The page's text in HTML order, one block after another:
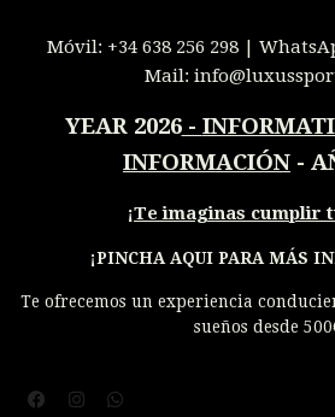
Móvil: +34 638 256 298 |
Mail:
YEAR 2026-
INFORMACIÓN -
¡Te imaginas cumplir
¡PINCHA AQUI PARA MÁS
Te ofrecemos un experiencia
sueños desde